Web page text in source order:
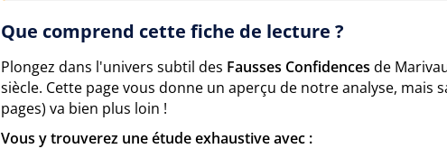
Que comprend cette fiche de lecture ?
Plongez dans l'univers subtil des Fausses Confidences de
siècle. Cette page vous donne un aperçu de notre analyse, mais
pages) va bien plus loin !
Vous y trouverez une étude exhaustive avec :